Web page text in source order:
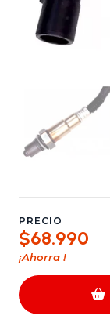
PRECIO
$68.990
¡Ahorra !